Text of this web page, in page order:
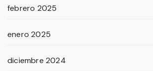
febrero 2025
enero 2025
diciembre 2024